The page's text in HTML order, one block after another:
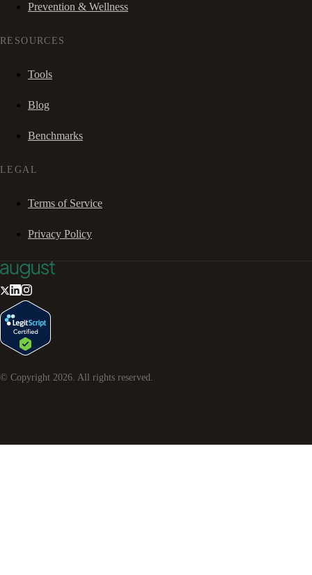
Prevention & Wellness
RESOURCES
Tools
Blog
Benchmarks
LEGAL
Terms of Service
Privacy Policy
© Copyright 2026 . All rights reserved.